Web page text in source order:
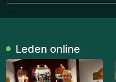
Leden online